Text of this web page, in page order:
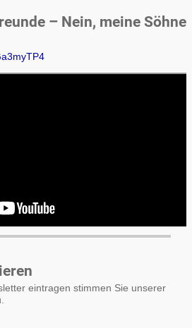
– Nein, meine Söhne
eintragen stimmen Sie unserer